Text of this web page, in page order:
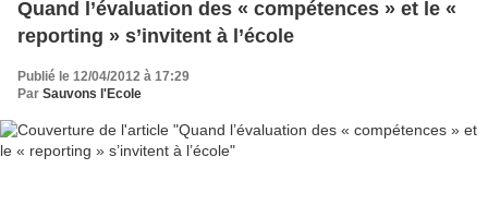
Quand l’évaluation des « compétences » et le «
reporting » s’invitent à l’école
Publié le 12/04/2012 à 17:29
Par Sauvons l'Ecole